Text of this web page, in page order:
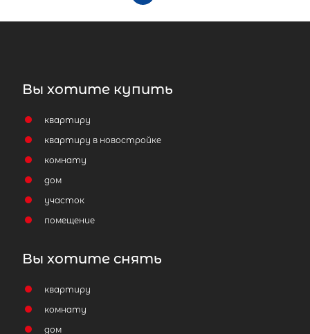
Вы хотите купить
квартиру
квартиру в новостройке
комнату
дом
участок
помещение
Вы хотите снять
квартиру
комнату
дом